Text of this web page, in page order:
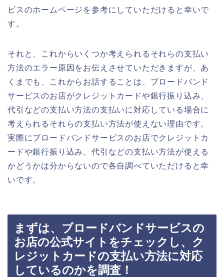
ビスのホームページを参考にしていただけると幸いで
す。
それと、これからいくつか考えられるそれらの支払い
方法のエラー原因をお伝えさせていただきますが、あ
くまでも、これからお話することは、ブロードバンド
サービスのお店がクレジットカードや銀行振り込み、
代引などの支払い方法の支払いに対応している場合に
考えられるそれらの支払い方法が使えない理由です。
実際にブロードバンドサービスのお店でクレジットカ
ードや銀行振り込み、代引などの支払い方法が使える
かどうかは分からないので各自調べていただけると幸
いです。
まずは、ブロードバンドサービスの
お店の公式サイトをチェックし、ク
レジットカードの支払い方法に対応
しているのかを調査！